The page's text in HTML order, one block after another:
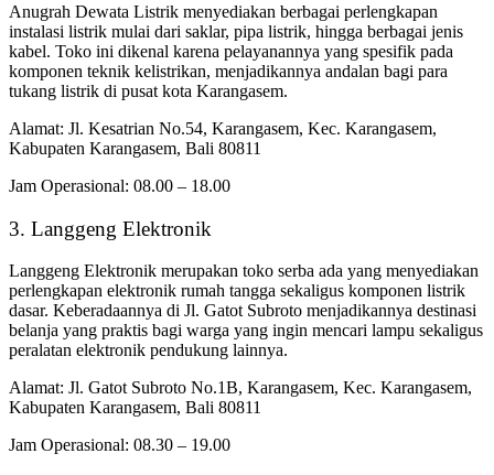
Anugrah Dewata Listrik menyediakan berbagai perlengkapan
instalasi listrik mulai dari saklar, pipa listrik, hingga berbagai jenis
kabel. Toko ini dikenal karena pelayanannya yang spesifik pada
komponen teknik kelistrikan, menjadikannya andalan bagi para
tukang listrik di pusat kota Karangasem.
Alamat: Jl. Kesatrian No.54, Karangasem, Kec. Karangasem,
Kabupaten Karangasem, Bali 80811
Jam Operasional: 08.00 – 18.00
3. Langgeng Elektronik
Langgeng Elektronik merupakan toko serba ada yang menyediakan
perlengkapan elektronik rumah tangga sekaligus komponen listrik
dasar. Keberadaannya di Jl. Gatot Subroto menjadikannya destinasi
belanja yang praktis bagi warga yang ingin mencari lampu sekaligus
peralatan elektronik pendukung lainnya.
Alamat: Jl. Gatot Subroto No.1B, Karangasem, Kec. Karangasem,
Kabupaten Karangasem, Bali 80811
Jam Operasional: 08.30 – 19.00